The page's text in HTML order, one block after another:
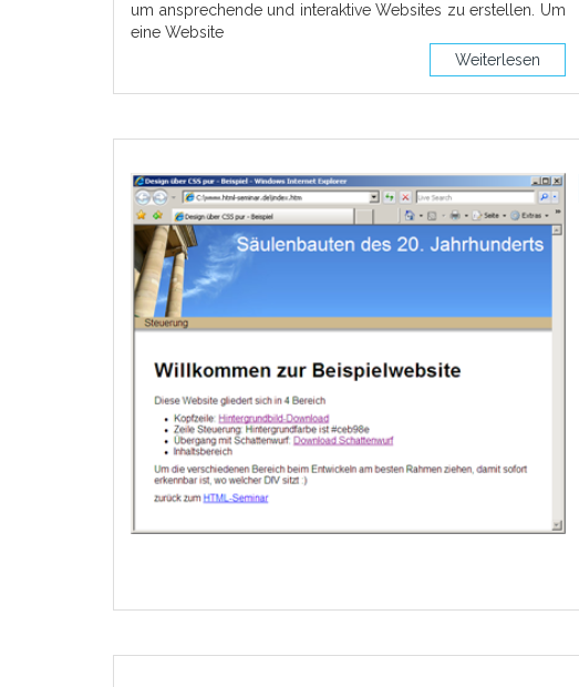
um ansprechende und interaktive Websites zu erstellen. Um
eine Website
Weiterlesen